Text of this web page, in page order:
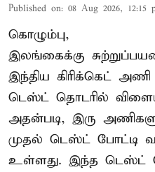
Published on: 08 Aug 2026, 12:15
கொழும்பு,
இலங்கைக்கு
இந்திய கிரிக்கெட் அணி
டெஸ்ட் தொடரில்
அதன்படி, இரு
முதல் டெஸ்ட் போட்டி
உள்ளது. இந்த டெஸ்ட்